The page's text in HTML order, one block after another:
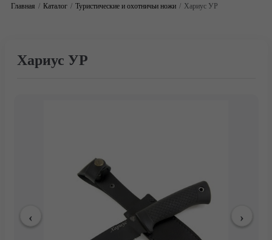
Главная Каталог Туристические и охотничьи ножи Хариус УР
Хариус УР